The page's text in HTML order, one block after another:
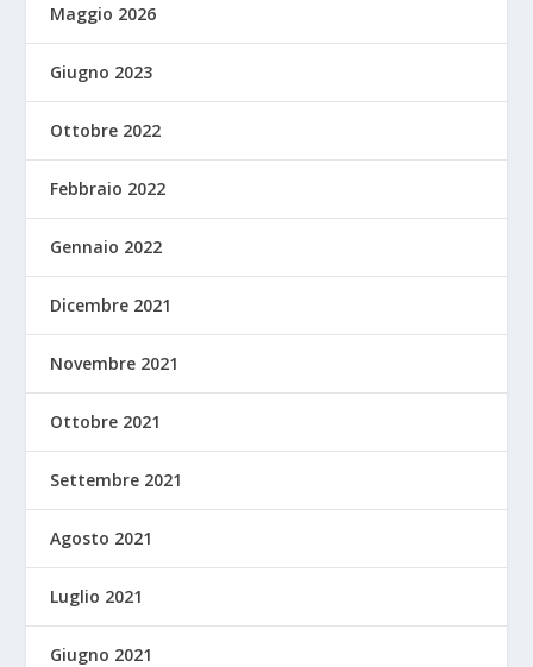
Maggio 2026
Giugno 2023
Ottobre 2022
Febbraio 2022
Gennaio 2022
Dicembre 2021
Novembre 2021
Ottobre 2021
Settembre 2021
Agosto 2021
Luglio 2021
Giugno 2021